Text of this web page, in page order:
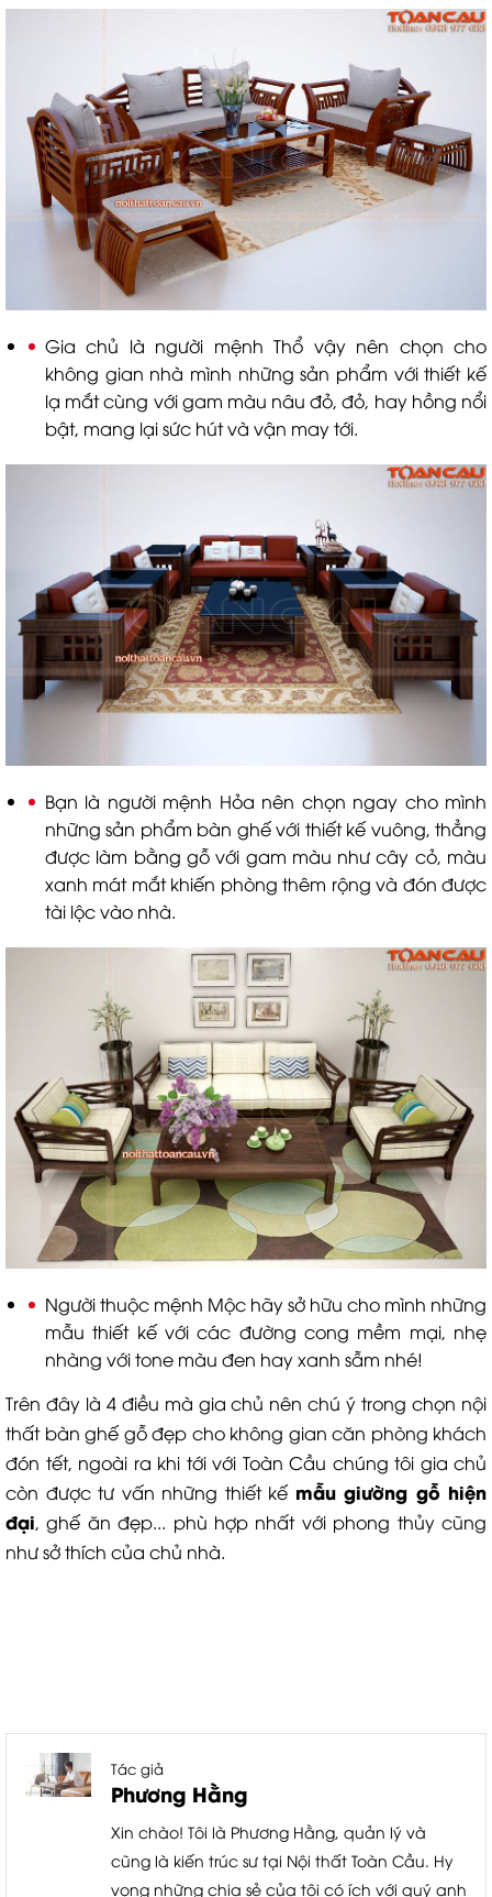
Gia chủ là người mệnh Thổ vậy nên chọn cho
không gian nhà mình những sản phẩm với thiết kế
lạ mắt cùng với gam màu nâu đỏ, đỏ, hay hồng nổi
bật, mang lại sức hút và vận may tới.
Bạn là người mệnh Hỏa nên chọn ngay cho mình
những sản phẩm bàn ghế với thiết kế vuông, thẳng
được làm bằng gỗ với gam màu như cây cỏ, màu
xanh mát mắt khiến phòng thêm rộng và đón được
tài lộc vào nhà.
Người thuộc mệnh Mộc hãy sở hữu cho mình những
mẫu thiết kế với các đường cong mềm mại, nhẹ
nhàng với tone màu đen hay xanh sẫm nhé!
Trên đây là 4 điều mà gia chủ nên chú ý trong chọn nội
thất bàn ghế gỗ đẹp cho không gian căn phòng khách
đón tết, ngoài ra khi tới với Toàn Cầu chúng tôi gia chủ
còn được tư vấn những thiết kế mẫu giường gỗ hiện
đại, ghế ăn đẹp... phù hợp nhất với phong thủy cũng
như sở thích của chủ nhà.
Tác giả
Phương Hằng
Xin chào! Tôi là Phương Hằng, quản lý và
cũng là kiến trúc sư tại Nội thất Toàn Cầu. Hy
vọng những chia sẻ của tôi có ích với quý anh